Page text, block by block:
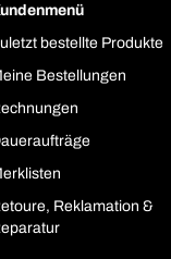
bestellte Produkte
Bestellungen
Reklamation &